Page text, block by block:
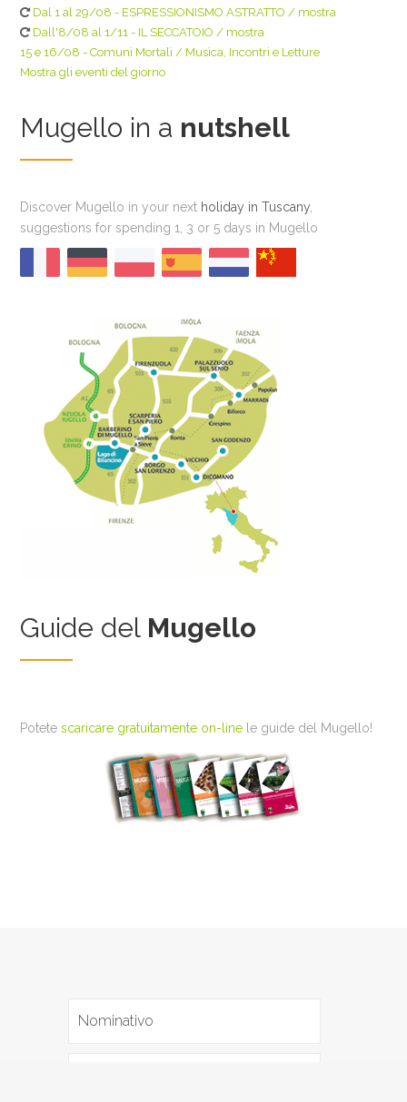
Dal 1 al 29/08 - ESPRESSIONISMO ASTRATTO / mostra
Dall'8/08 al 1/11 - IL SECCATOIO / mostra
15 e 16/08 - Comuni Mortali / Musica, Incontri e Letture
Mostra gli eventi del giorno
Mugello in a nutshell
Discover Mugello in your next holiday in Tuscany
suggestions for spending 1, 3 or 5 days in Mugello
Guide del Mugello
Potetescaricare gratuitamente on-line le guide del Mugello!